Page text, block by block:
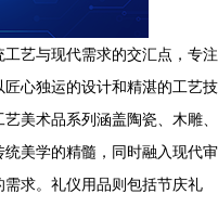
艺与现代需求的交汇点，专注
心独运的设计和精湛的工艺技
美术品系列涵盖陶瓷、木雕、
美学的精髓，同时融入现代审
求。礼仪用品则包括节庆礼